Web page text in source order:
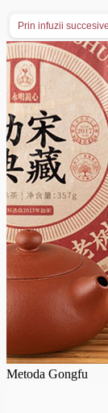
Prin infuzii succesive
Metoda Gongfu